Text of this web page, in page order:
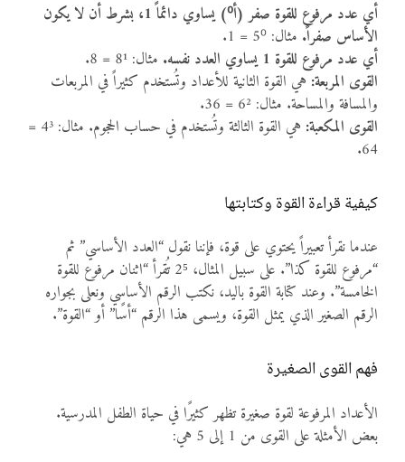
أي عدد مرفوع للقوة صفر (أ⁰) يساوي دائماً 1، بشرط أن لا يكون
الأساس صفراً. مثال: 5⁰ = 1.
أي عدد مرفوع للقوة 1 يساوي العدد نفسه.
مثال: 8¹ = 8.
القوى المربعة: هي القوة الثانية للأعداد وتُستخدم كثيراً في المربعات
والمسافة والمساحة. مثال: 6² = 36.
القوى المكعبة:
هي القوة الثالثة وتُستخدم في حساب الحجوم. مثال: 4³ =
64.
كيفية قراءة القوة وكتابتها
عندما نقرأ تعبيراً يحتوي على قوة، فإننا نقول “العدد الأساسي” ثم
“مرفوع للقوة كذا”. على سبيل المثال، 2⁵ تُقرأ “اثنان مرفوع للقوة
الخامسة”. وعند كتابة القوة باليد، نكتب الرقم الأساسي ونعلى بجواره
الرقم الصغير الذي يمثل القوة، ويسمى هذا الرقم “أسًا” أو “القوة”.
فهم القوى الصغيرة
الأعداد المرفوعة لقوة صغيرة تظهر كثيرًا في حياة الطفل المدرسية.
بعض الأمثلة على القوى من 1 إلى 5 هي: